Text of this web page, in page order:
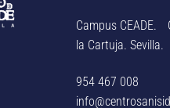
Campus CEADE.
la Cartuja. Sevilla.
954 467 008